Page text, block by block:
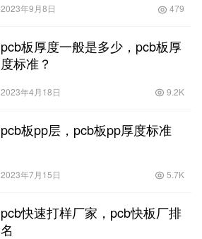
2023年9月8日 479
pcb板厚度一般是多少，pcb板厚
度标准？
2023年4月18日 9.2K
pcb板pp层，pcb板pp厚度标准
2023年7月15日 5.7K
pcb快速打样厂家，pcb快板厂排
名